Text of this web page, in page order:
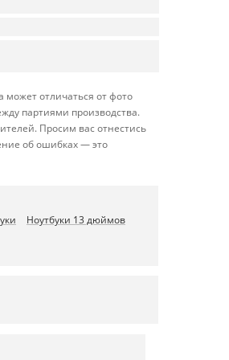
может отличаться от фото
партиями производства.
Просим вас отнестись
об ошибках — это
Ноутбуки 13 дюймов